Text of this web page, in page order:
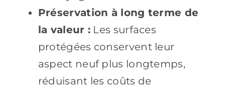
Préservation à long terme de
la valeur : Les surfaces
protégées conservent leur
aspect neuf plus longtemps,
réduisant les coûts de